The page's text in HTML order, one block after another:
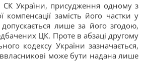
СК України, присудження одному з
замість його частки у
допускається лише за його згодою,
ЦК. Проте в абзаці другому
кодексу України зазначається,
може бути надана лише